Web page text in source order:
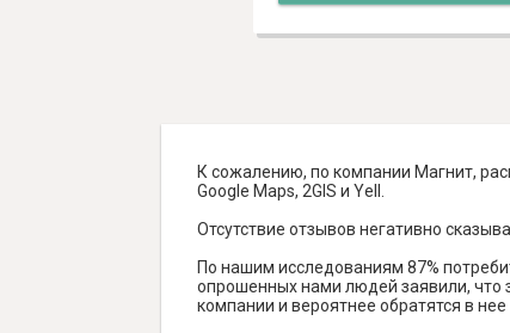
К сожалению, по компании Магнит,
Google Maps, 2GIS и Yell.
Отсутствие отзывов негативно
По нашим исследованиям 87%
опрошенных нами людей заявили, что
компании и вероятнее обратятся в